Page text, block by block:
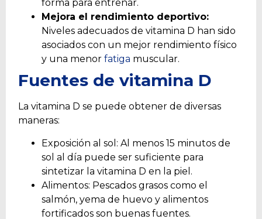
forma para entrenar.
Mejora el rendimiento deportivo:
Niveles adecuados de vitamina D han sido
asociados con un mejor rendimiento físico
y una menor fatiga muscular.
Fuentes de vitamina D
La vitamina D se puede obtener de diversas
maneras:
Exposición al sol: Al menos 15 minutos de
sol al día puede ser suficiente para
sintetizar la vitamina D en la piel.
Alimentos: Pescados grasos como el
salmón, yema de huevo y alimentos
fortificados son buenas fuentes.